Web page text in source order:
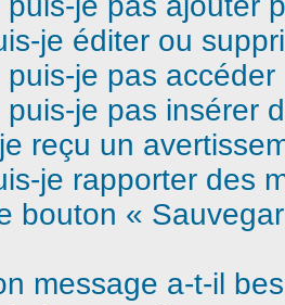
je éditer ou
je pas
je pas insérer
reçu un
je rapporter des
bouton «
message a-t-il